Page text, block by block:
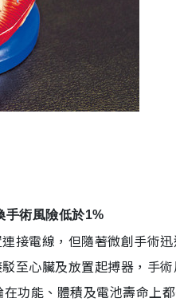
手術風險低於1%
接電線，但隨著微創手術
至心臟及放置起搏器，手
功能、體積及電池壽命上